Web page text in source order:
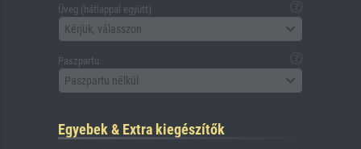
Üveg (hátlappal együtt)
Kérjük, válasszon
Paszpartu
Paszpartu nélkül
Egyebek & Extra kiegészítők